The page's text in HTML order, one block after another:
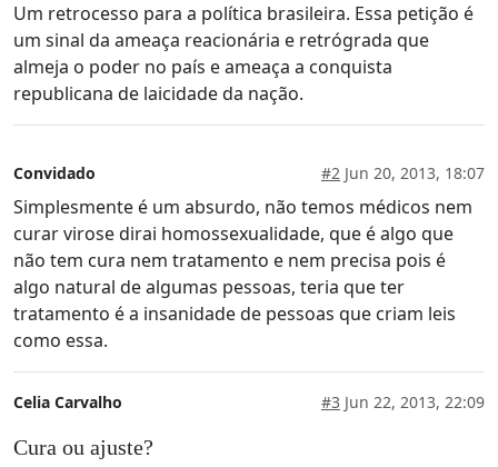
Um retrocesso para a política brasileira. Essa petição é
um sinal da ameaça reacionária e retrógrada que
almeja o poder no país e ameaça a conquista
republicana de laicidade da nação.
Convidado #2 Jun 20, 2013, 18:07
Simplesmente é um absurdo, não temos médicos nem
curar virose dirai homossexualidade, que é algo que
não tem cura nem tratamento e nem precisa pois é
algo natural de algumas pessoas, teria que ter
tratamento é a insanidade de pessoas que criam leis
como essa.
Celia Carvalho #3 Jun 22, 2013, 22:09
Cura ou ajuste?